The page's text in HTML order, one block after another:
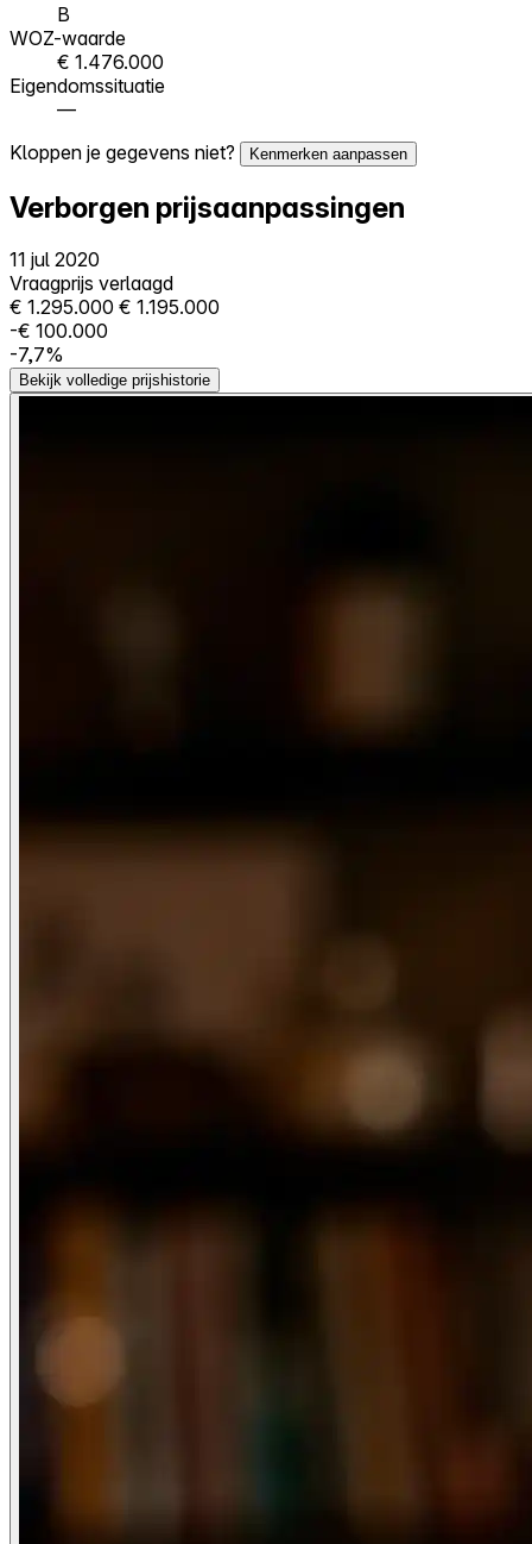
B
WOZ-waarde
€ 1.476.000
Eigendomssituatie
—
Kloppen je gegevens niet?
Kenmerken aanpassen
Verborgen prijsaanpassingen
11 jul 2020
Vraagprijs verlaagd
€ 1.295.000 € 1.195.000
-€ 100.000
-7,7%
Bekijk volledige prijshistorie